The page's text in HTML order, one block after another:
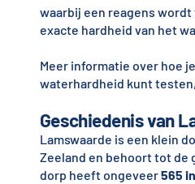
waarbij een reagens
exacte hardheid van het
Meer informatie over hoe
waterhardheid kunt
Geschiedenis van
Lamswaarde is een klein
Zeeland en behoort tot de
dorp heeft ongeveer565